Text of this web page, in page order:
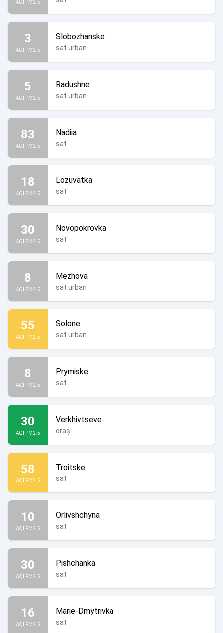
AQI PM2.5
3
AQI PM2.5
Slobozhanske
sat urban
5
AQI PM2.5
Radushne
sat urban
83
AQI PM2.5
Nadiia
sat
18
AQI PM2.5
Lozuvatka
sat
30
AQI PM2.5
Novopokrovka
sat
8
AQI PM2.5
Mezhova
sat urban
55
AQI PM2.5
Solone
sat urban
8
AQI PM2.5
Prymiske
sat
30
AQI PM2.5
Verkhivtseve
oraș
58
AQI PM2.5
Troitske
sat
10
AQI PM2.5
Orlivshchyna
sat
30
AQI PM2.5
Pishchanka
sat
16
AQI PM2.5
Marie-Dmytrivka
sat